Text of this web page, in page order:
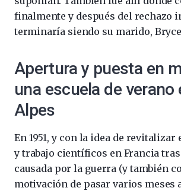
finalmente y después del rechazo
terminaría siendo su marido,
Apertura y puesta en
una escuela de verano
Alpes
En 1951, y con la idea de
y trabajo científicos en Francia
causada por la guerra (y también
motivación de pasar varios meses